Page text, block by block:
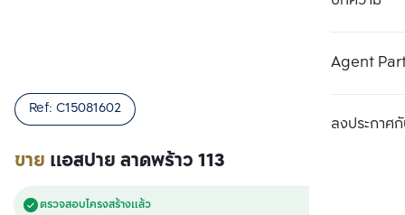
Agent
ลงประกาศกั
ขาย แอสปาย ลาดพร้าว 113
Ref: C15081602
ตรวจสอบโครงสร้างแล้ว
เปรียบเทียบ